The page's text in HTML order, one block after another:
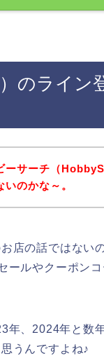
のライン
ーサーチ（
のかな～。
店の話ではない
ールやクーポン
年、2024年と数
うんですよね♪